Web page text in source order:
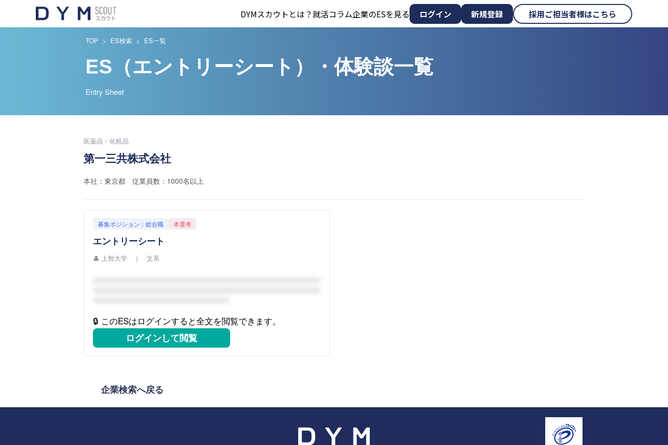
DYMスカウトとは？就活コラム企業のESを見る ログイン 新規登録 採用ご担当者様はこちら
TOP ES検索 ES一覧
ES（エントリーシート）・体験談一覧
Entry Sheet
医薬品・化粧品
第一三共株式会社
本社：東京都 従業員数：1000名以上
募集ポジション：総合職 本選考
エントリーシート
👤 上智大学 ｜ 文系
🔒 このESはログインすると全文を閲覧できます。
ログインして閲覧
企業検索へ戻る